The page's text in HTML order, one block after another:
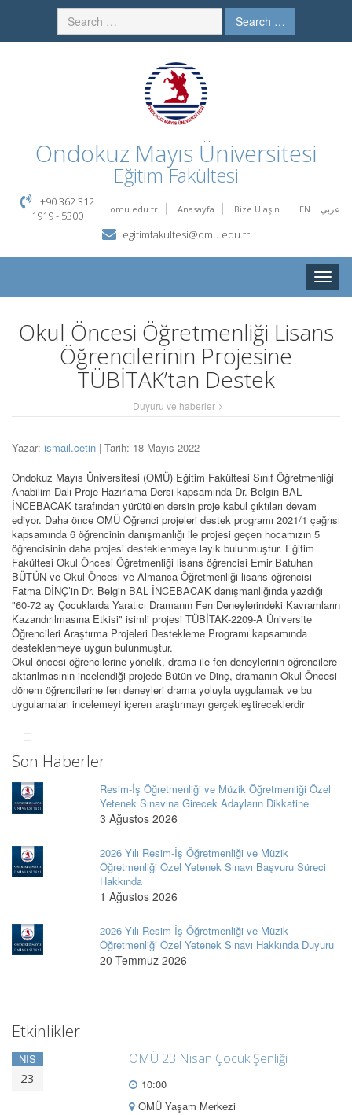
Search …
Ondokuz Mayıs Üniversitesi
Eğitim Fakültesi
omu.edu.tr Anasayfa Bize Ulaşın EN عربي
+90 362 312
1919 - 5300
egitimfakultesi@omu.edu.tr
Toggle
Okul Öncesi Öğretmenliği Lisans
Öğrencilerinin Projesine
TÜBİTAK’tan Destek
Duyuru ve haberler
Yazar: ismail.cetin | Tarih: 18 Mayıs 2022
Ondokuz Mayıs Üniversitesi (OMÜ) Eğitim Fakültesi Sınıf Öğretmenliği
Anabilim Dalı Proje Hazırlama Dersi kapsamında Dr. Belgin BAL
İNCEBACAK tarafından yürütülen dersin proje kabul çıktıları devam
ediyor. Daha önce OMÜ Öğrenci projeleri destek programı 2021/1 çağrısı
kapsamında 6 öğrencinin danışmanlığı ile projesi geçen hocamızın 5
öğrencisinin daha projesi desteklenmeye layık bulunmuştur. Eğitim
Fakültesi Okul Öncesi Öğretmenliği lisans öğrencisi Emir Batuhan
BÜTÜN ve Okul Öncesi ve Almanca Öğretmenliği lisans öğrencisi
Fatma DİNÇ’in Dr. Belgin BAL İNCEBACAK danışmanlığında yazdığı
"60-72 ay Çocuklarda Yaratıcı Dramanın Fen Deneylerindeki Kavramların
Kazandırılmasına Etkisi" isimli projesi TÜBİTAK-2209-A Üniversite
Öğrencileri Araştırma Projeleri Destekleme Programı kapsamında
desteklenmeye uygun bulunmuştur.
Okul öncesi öğrencilerine yönelik, drama ile fen deneylerinin öğrencilere
aktarılmasının incelendiği projede Bütün ve Dinç, dramanın Okul Öncesi
dönem öğrencilerine fen deneyleri drama yoluyla uygulamak ve bu
uygulamaları incelemeyi içeren araştırmayı gerçekleştireceklerdir
Son Haberler
Resim-İş Öğretmenliği ve Müzik Öğretmenliği Özel
Yetenek Sınavına Girecek Adayların Dikkatine
3 Ağustos 2026
2026 Yılı Resim-İş Öğretmenliği ve Müzik
Öğretmenliği Özel Yetenek Sınavı Başvuru Süreci
Hakkında
1 Ağustos 2026
2026 Yılı Resim-İş Öğretmenliği ve Müzik
Öğretmenliği Özel Yetenek Sınavı Hakkında Duyuru
20 Temmuz 2026
Etkinlikler
NIS
23
OMÜ 23 Nisan Çocuk Şenliği
10:00
OMÜ Yaşam Merkezi